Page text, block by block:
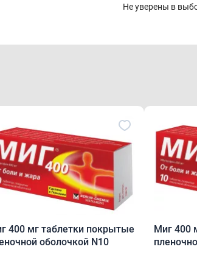
Не уверены в
400 мг таблетки покрытые
оболочкой N10
Миг 400